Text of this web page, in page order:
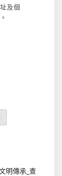
及個
明傳承_查